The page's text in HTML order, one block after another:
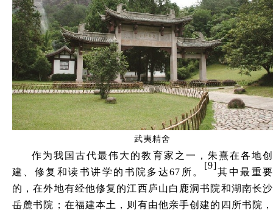
武夷精舍
作为我国古代最伟大的教育家之一，朱熹在各地创
建、修复和读书讲学的书院多达67所。
[9]
其中最重要
的，在外地有经他修复的江西庐山白鹿洞书院和湖南长沙
岳麓书院；在福建本土，则有由他亲手创建的四所书院，